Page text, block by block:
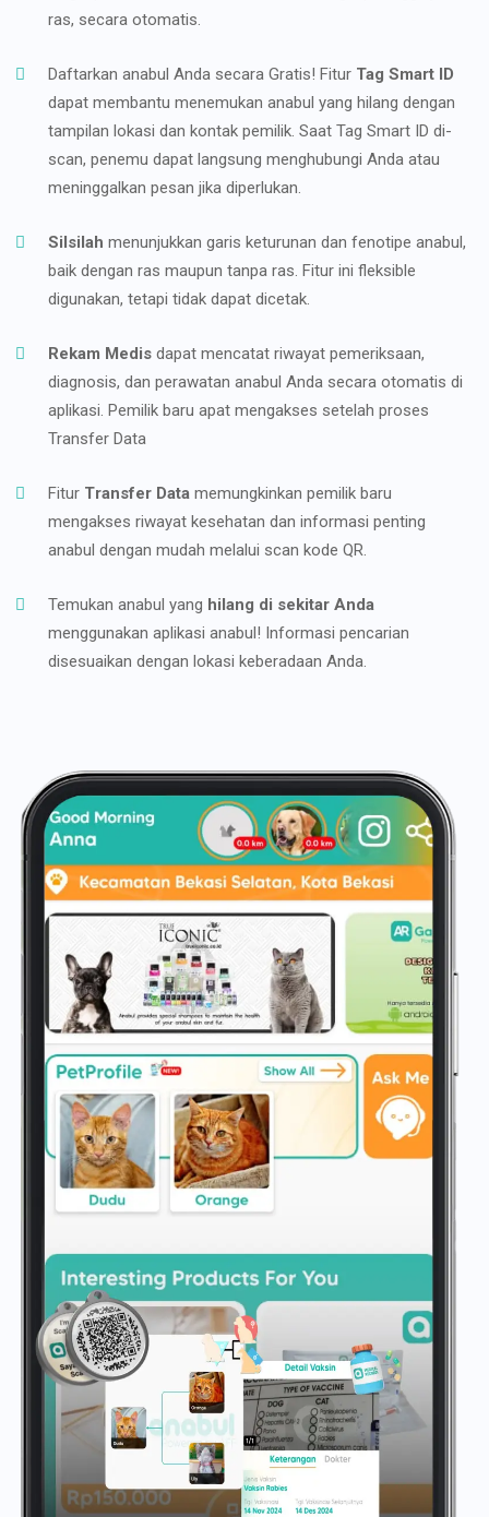
ras, secara otomatis.
Daftarkan anabul Anda secara Gratis! Fitur Tag Smart ID
dapat membantu menemukan anabul yang hilang dengan
tampilan lokasi dan kontak pemilik. Saat Tag Smart ID di-
scan, penemu dapat langsung menghubungi Anda atau
meninggalkan pesan jika diperlukan.
Silsilah menunjukkan garis keturunan dan fenotipe anabul,
baik dengan ras maupun tanpa ras. Fitur ini fleksible
digunakan, tetapi tidak dapat dicetak.
Rekam Medis dapat mencatat riwayat pemeriksaan,
diagnosis, dan perawatan anabul Anda secara otomatis di
aplikasi. Pemilik baru apat mengakses setelah proses
Transfer Data
Fitur Transfer Data memungkinkan pemilik baru
mengakses riwayat kesehatan dan informasi penting
anabul dengan mudah melalui scan kode QR.
Temukan anabul yang hilang di sekitar Anda
menggunakan aplikasi anabul! Informasi pencarian
disesuaikan dengan lokasi keberadaan Anda.